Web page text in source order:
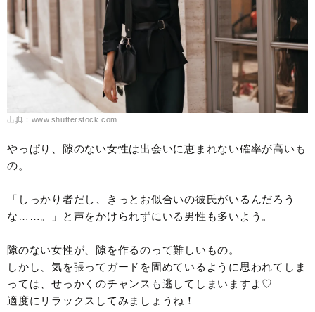
出典：www.shutterstock.com
やっぱり、隙のない女性は出会いに恵まれない確率が高いも
の。
「しっかり者だし、きっとお似合いの彼氏がいるんだろう
な……。」と声をかけられずにいる男性も多いよう。
隙のない女性が、隙を作るのって難しいもの。
しかし、気を張ってガードを固めているように思われてしま
っては、せっかくのチャンスも逃してしまいますよ♡
適度にリラックスしてみましょうね！